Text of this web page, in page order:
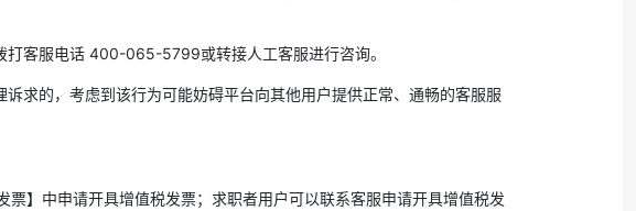
打客服电话 400-065-5799或转接人工客服进行咨询。
求的，考虑到该行为可能妨碍平台向其他用户提供正常、通畅的客服服
】中申请开具增值税发票；求职者用户可以联系客服申请开具增值税发